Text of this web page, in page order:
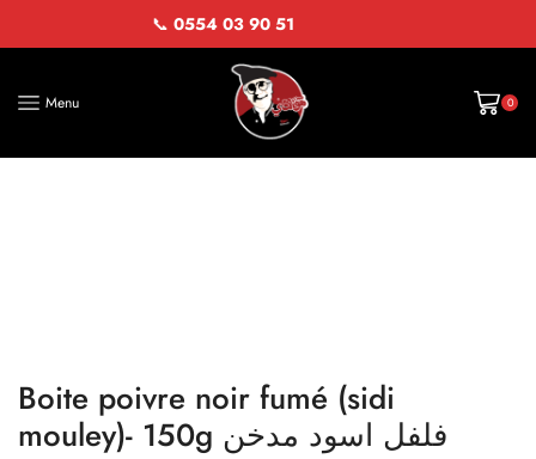
📞 0554 03 90 51
Menu 0
Boite poivre noir fumé (sidi
mouley)- 150g فلفل اسود مدخن